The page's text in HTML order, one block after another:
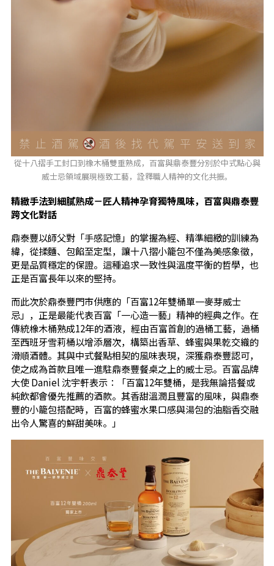
從十八摺手工封口到橡木桶雙重熟成，百富與鼎泰豐分別於中式點心與
威士忌領域展現極致工藝，詮釋職人精神的文化共振。
精緻手法到細膩熟成－匠人精神孕育獨特風味，百富與鼎泰豐
跨文化對話
鼎泰豐以師父對「手感記憶」的掌握為經、精準細緻的訓練為
緯，從揉麵、包餡至定型，讓十八摺小籠包不僅為美感象徵，
更是品質穩定的保證。這種追求一致性與溫度平衡的哲學，也
正是百富長年以來的堅持。
而此次於鼎泰豐門市供應的「百富12年雙桶單一麥芽威士
忌」，正是最能代表百富「一心造一藝」精神的經典之作。在
傳統橡木桶熟成12年的酒液，經由百富首創的過桶工藝，過桶
至西班牙雪莉桶以增添層次，構築出香草、蜂蜜與果乾交織的
滑順酒體。其與中式餐點相契的風味表現，深獲鼎泰豐認可，
使之成為首款且唯一進駐鼎泰豐餐桌之上的威士忌。百富品牌
大使 Daniel 沈宇軒表示：「百富12年雙桶，是我無論搭餐或
純飲都會優先推薦的酒款。其香甜溫潤且豐富的風味，與鼎泰
豐的小籠包搭配時，百富的蜂蜜水果口感與湯包的油脂香交融
出令人驚喜的鮮甜美味。」